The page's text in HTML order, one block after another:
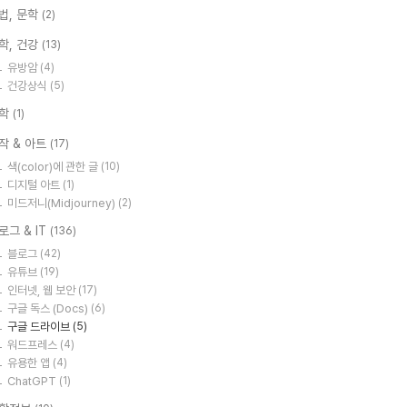
, 문학 (2)
, 건강 (13)
유방암 (4)
건강상식 (5)
(1)
& 아트 (17)
색(color)에 관한 글 (10)
디지털 아트 (1)
미드저니(Midjourney) (2)
그 & IT (136)
블로그 (42)
유튜브 (19)
인터넷, 웹 보안 (17)
구글 독스 (Docs) (6)
구글 드라이브 (5)
워드프레스 (4)
유용한 앱 (4)
ChatGPT (1)